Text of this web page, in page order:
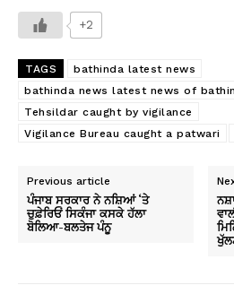
+2
TAGS
bathinda latest news
bathinda news latest news of
Tehsildar caught by vigilance
Vigilance Bureau caught a patwari
Previous article
ਪੰਜਾਬ ਸਰਕਾਰ ਨੇ ਨਸ਼ਿਆਂ ‘ਤੇ
ਚੁਫ਼ੇਰਿਓਂ ਸਿਕੰਜਾ ਕਸਕੇ ਹੱਲਾ
ਬੋਲਿਆ-ਬਲਤੇਜ ਪੰਨੂ